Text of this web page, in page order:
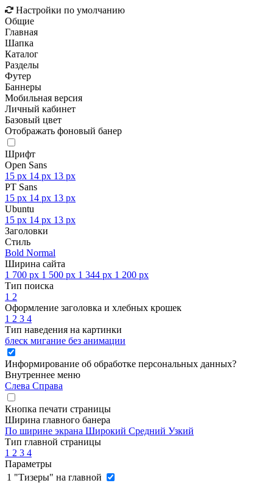
Настройки по умолчанию
Общие
Главная
Шапка
Каталог
Разделы
Футер
Баннеры
Мобильная версия
Личный кабинет
Базовый цвет
Отображать фоновый банер
Шрифт
Open Sans
15 px 14 px 13 px
PT Sans
15 px 14 px 13 px
Ubuntu
15 px 14 px 13 px
Заголовки
Стиль
Bold Normal
Ширина сайта
1 700 px 1 500 px 1 344 px 1 200 px
Тип поиска
1 2
Оформление заголовка и хлебных крошек
1 2 3 4
Тип наведения на картинки
блеск мигание без анимации
Информирование об обработке персональных данных?
Внутреннее меню
Слева Справа
Кнопка печати страницы
Ширина главного банера
По ширине экрана Широкий Средний Узкий
Тип главной страницы
1 2 3 4
Параметры
1 "Тизеры" на главной